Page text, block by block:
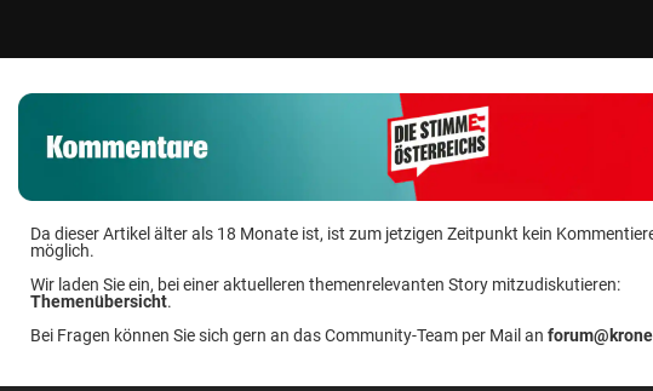
Da dieser Artikel älter als 18 Monate ist, ist zum jetzigen Zeitpunkt kein
möglich.
Wir laden Sie ein, bei einer aktuelleren themenrelevanten Story mitzudiskutieren:
Themenübersicht.
Bei Fragen können Sie sich gern an das Community-Team per Mail an